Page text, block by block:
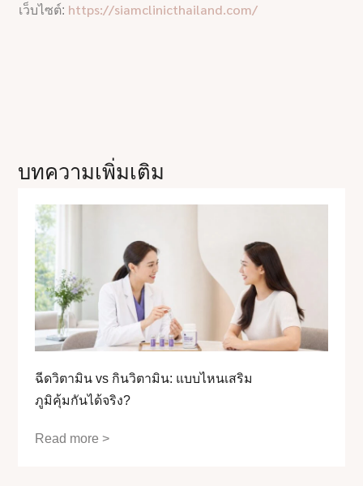
เว็บไซต์: https://siamclinicthailand.com/
บทความเพิ่มเติม
ฉีดวิตามิน vs กินวิตามิน: แบบไหนเสริม
ภูมิคุ้มกันได้จริง?
Read more >